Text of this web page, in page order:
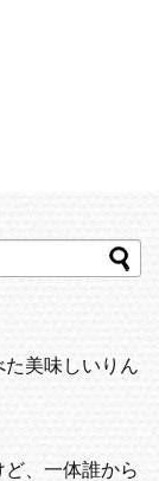
美味しいりん
、一体誰から